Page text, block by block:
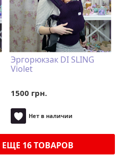
Эргорюкзак DI SLING
Violet
1500 грн.
Нет в наличии
16 ТОВАРОВ